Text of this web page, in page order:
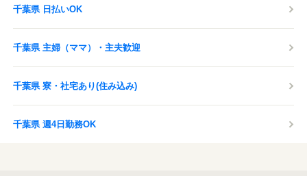
千葉県 日払いOK
千葉県 主婦（ママ）・主夫歓迎
千葉県 寮・社宅あり(住み込み)
千葉県 週4日勤務OK